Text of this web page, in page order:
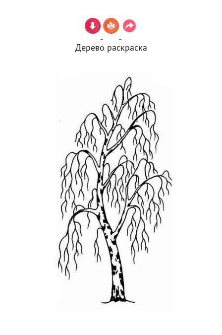
Дерево раскраска